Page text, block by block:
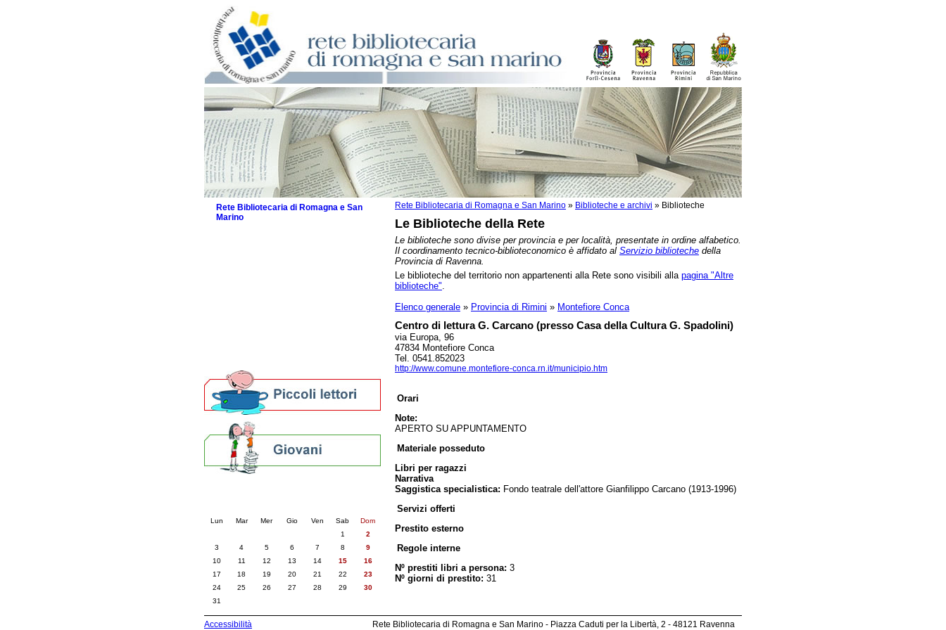
Rete Bibliotecaria di Romagna e San Marino » Biblioteche e archivi » Biblioteche
Le Biblioteche della Rete
Le biblioteche sono divise per provincia e per località, presentate in ordine alfabetico.
Il coordinamento tecnico-biblioteconomico è affidato al Servizio biblioteche della
Provincia di Ravenna.
Le biblioteche del territorio non appartenenti alla Rete sono visibili alla pagina "Altre
biblioteche".
Elenco generale » Provincia di Rimini » Montefiore Conca
Centro di lettura G. Carcano (presso Casa della Cultura G. Spadolini)
via Europa, 96
47834 Montefiore Conca
Tel. 0541.852023
http://www.comune.montefiore-conca.rn.it/municipio.htm
Orari
Note:
APERTO SU APPUNTAMENTO
Materiale posseduto
Libri per ragazzi
Narrativa
Saggistica specialistica: Fondo teatrale dell'attore Gianfilippo Carcano (1913-1996)
Servizi offerti
Prestito esterno
Regole interne
Nº prestiti libri a persona: 3
Nº giorni di prestito: 31
Rete Bibliotecaria di Romagna e San
Marino
Lun Mar Mer Gio Ven Sab
Dom
1
2
3
4 5 6 7 8
9
10
11 12 13 14 15
16
17
18 19 20 21 22
23
24
25 26 27 28 29
30
31
Accessibilità
Rete Bibliotecaria di Romagna e San Marino - Piazza Caduti per la Libertà, 2 - 48121 Ravenna